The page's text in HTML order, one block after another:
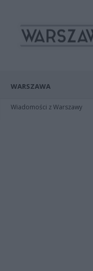
WARSZAWA
Wiadomości z Warszawy